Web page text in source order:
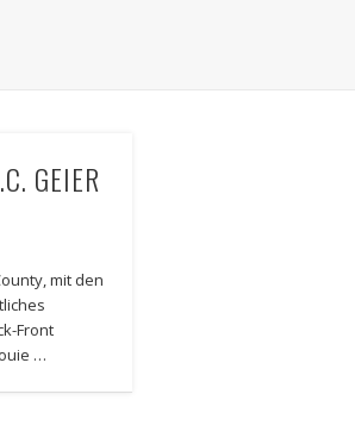
GEIER
mit den
Front
…